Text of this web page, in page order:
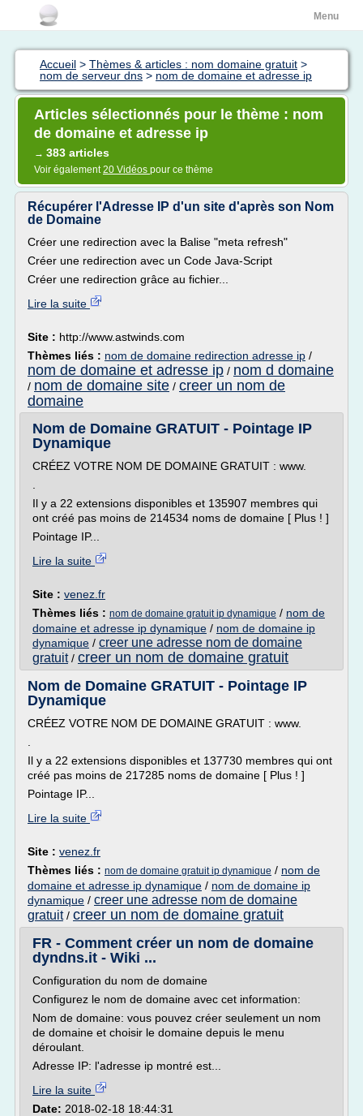
Menu
Accueil > Thèmes & articles : nom domaine gratuit >
nom de serveur dns > nom de domaine et adresse ip
Articles sélectionnés pour le thème : nom
de domaine et adresse ip
→ 383 articles
Voir également20 Vidéos pour ce thème
Récupérer l'Adresse IP d'un site d'après son Nom
de Domaine
Créer une redirection avec la Balise "meta refresh"
Créer une redirection avec un Code Java-Script
Créer une redirection grâce au fichier...
Lire la suite
Site : http://www.astwinds.com
Thèmes liés : nom de domaine redirection adresse ip /
nom de domaine et adresse ip / nom d domaine
/ nom de domaine site / creer un nom de
domaine
Nom de Domaine GRATUIT - Pointage IP
Dynamique
CRÉEZ VOTRE NOM DE DOMAINE GRATUIT : www.
Il y a 22 extensions disponibles et 135907 membres qui
ont créé pas moins de 214534 noms de domaine [ Plus ! ]
Pointage IP...
Lire la suite
Site : venez.fr
Thèmes liés : nom de domaine gratuit ip dynamique / nom de
domaine et adresse ip dynamique / nom de domaine ip
dynamique / creer une adresse nom de domaine
gratuit/ creer un nom de domaine gratuit
Nom de Domaine GRATUIT - Pointage IP
Dynamique
CRÉEZ VOTRE NOM DE DOMAINE GRATUIT : www.
Il y a 22 extensions disponibles et 137730 membres qui ont
créé pas moins de 217285 noms de domaine [ Plus ! ]
Pointage IP...
Lire la suite
Site : venez.fr
Thèmes liés : nom de domaine gratuit ip dynamique / nom de
domaine et adresse ip dynamique / nom de domaine ip
dynamique / creer une adresse nom de domaine
gratuit/ creer un nom de domaine gratuit
FR - Comment créer un nom de domaine
dyndns.it - Wiki ...
Configuration du nom de domaine
Configurez le nom de domaine avec cet information:
Nom de domaine: vous pouvez créer seulement un nom
de domaine et choisir le domaine depuis le menu
déroulant.
Adresse IP: l'adresse ip montré est...
Lire la suite
Date: 2018-02-18 18:44:31